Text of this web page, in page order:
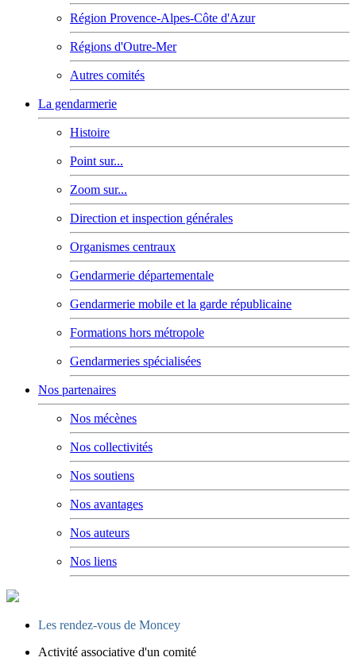
Région Provence-Alpes-Côte d'Azur
Régions d'Outre-Mer
Autres comités
La gendarmerie
Histoire
Point sur...
Zoom sur...
Direction et inspection générales
Organismes centraux
Gendarmerie départementale
Gendarmerie mobile et la garde républicaine
Formations hors métropole
Gendarmeries spécialisées
Nos partenaires
Nos mécènes
Nos collectivités
Nos soutiens
Nos avantages
Nos auteurs
Nos liens
Les rendez-vous de Moncey
Activité associative d'un comité